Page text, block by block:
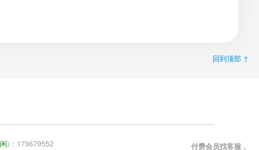
回到顶部 ↑
闲)：179679552 付费会员找客服，